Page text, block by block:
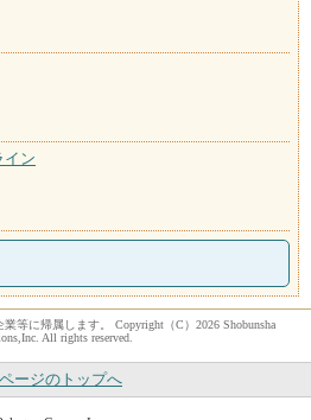
イン
等に帰属します。 Copyright（C）2026 Shobunsha
All rights reserved.
ージのトップへ